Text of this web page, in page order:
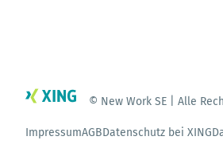
© New Work SE | Alle
ImpressumAGBDatenschutz bei XING